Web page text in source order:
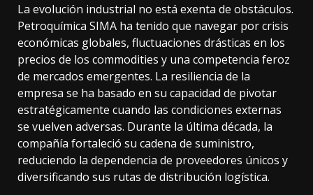
La evolución industrial no está exenta de obstáculos.
Petroquímica SIMA ha tenido que navegar por crisis
económicas globales, fluctuaciones drásticas en los
precios de los commodities y una competencia feroz
de mercados emergentes. La resiliencia de la
empresa se ha basado en su capacidad de pivotar
estratégicamente cuando las condiciones externas
se vuelven adversas. Durante la última década, la
compañía fortaleció su cadena de suministro,
reduciendo la dependencia de proveedores únicos y
diversificando sus rutas de distribución logística.